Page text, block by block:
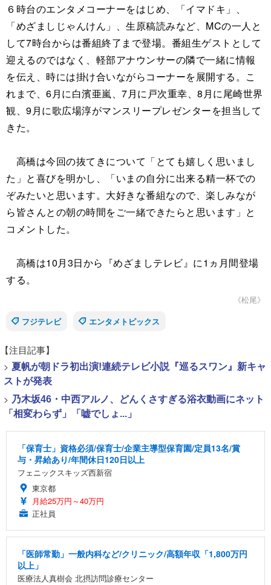
６時台のエンタメコーナーをはじめ、「イマドキ」、
「めざましじゃんけん」、生原稿読みなど、MCの一人と
して7時台からは番組終了まで登場。番組生ゲストとして
迎えるのではなく、軽部アナウンサーの隣で一緒に情報
を伝え、時には掛け合いながらコーナーを展開する。こ
れまで、6月に白濱亜嵐、7月に戸次重幸、8月に尾崎世界
観、9月に歌広場淳がマンスリープレゼンターを担当して
きた。
高橋は今回の抜てきについて「とても嬉しく思いまし
た」と喜びを明かし、「いまの自分に出来る精一杯での
ぞみたいと思います。大好きな番組なので、楽しみなが
ら皆さんとの朝の時間をご一緒できたらと思います」と
コメントした。
高橋は10月3日から『めざましテレビ』に1ヵ月間登場
する。
《松尾》
フジテレビ
エンタメトピックス
【注目記事】
> 夏帆が朝ドラ初出演!連続テレビ小説『巡るスワン』新キャ
ストが発表
> 乃木坂46・中西アルノ、どんくさすぎる浴衣動画にネット
「相変わらず」「嘘でしょ...」
「保育士」資格必須/保育士/企業主導型保育園/定員13名/賞
与・昇給あり/年間休日120日以上
フェニックスキッズ西新宿
東京都
月給25万円～40万円
正社員
「医師常勤」一般内科など/クリニック/高額年収「1,800万円
以上」
医療法人真樹会 北摂訪問診療センター